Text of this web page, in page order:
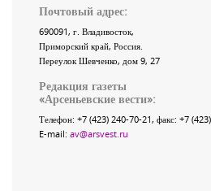
Почтовый адрес:
690091, г. Владивосток,
Приморский край, Россия.
Переулок Шевченко, дом 9, 27
Редакция газеты
«Арсеньевские вести»:
Телефон: +7 (423) 240-70-21, факс: +7
E-mail: av@arsvest.ru